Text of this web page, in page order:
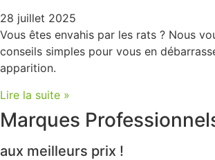
28 juillet 2025
Vous êtes envahis par les rats ? Nous
conseils simples pour vous en
apparition.
Lire la suite »
Marques
aux meilleurs prix !